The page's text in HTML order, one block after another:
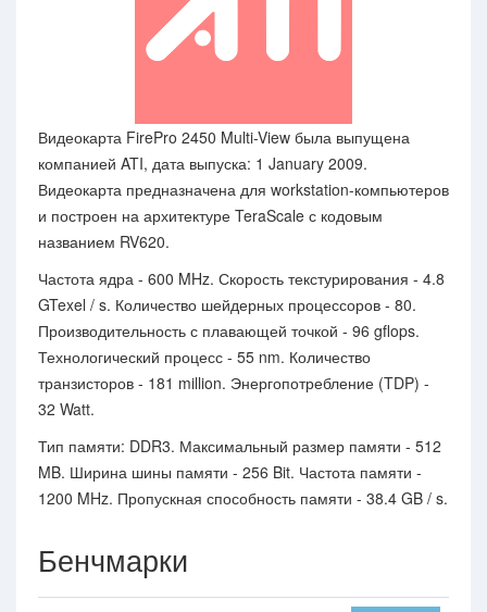
Видеокарта FirePro 2450 Multi-View была выпущена
компанией ATI, дата выпуска: 1 January 2009.
Видеокарта предназначена для workstation-компьютеров
и построен на архитектуре TeraScale с кодовым
названием RV620.
Частота ядра - 600 MHz. Скорость текстурирования - 4.8
GTexel / s. Количество шейдерных процессоров - 80.
Производительность с плавающей точкой - 96 gflops.
Технологический процесс - 55 nm. Количество
транзисторов - 181 million. Энергопотребление (TDP) -
32 Watt.
Тип памяти: DDR3. Максимальный размер памяти - 512
MB. Ширина шины памяти - 256 Bit. Частота памяти -
1200 MHz. Пропускная способность памяти - 38.4 GB / s.
Бенчмарки